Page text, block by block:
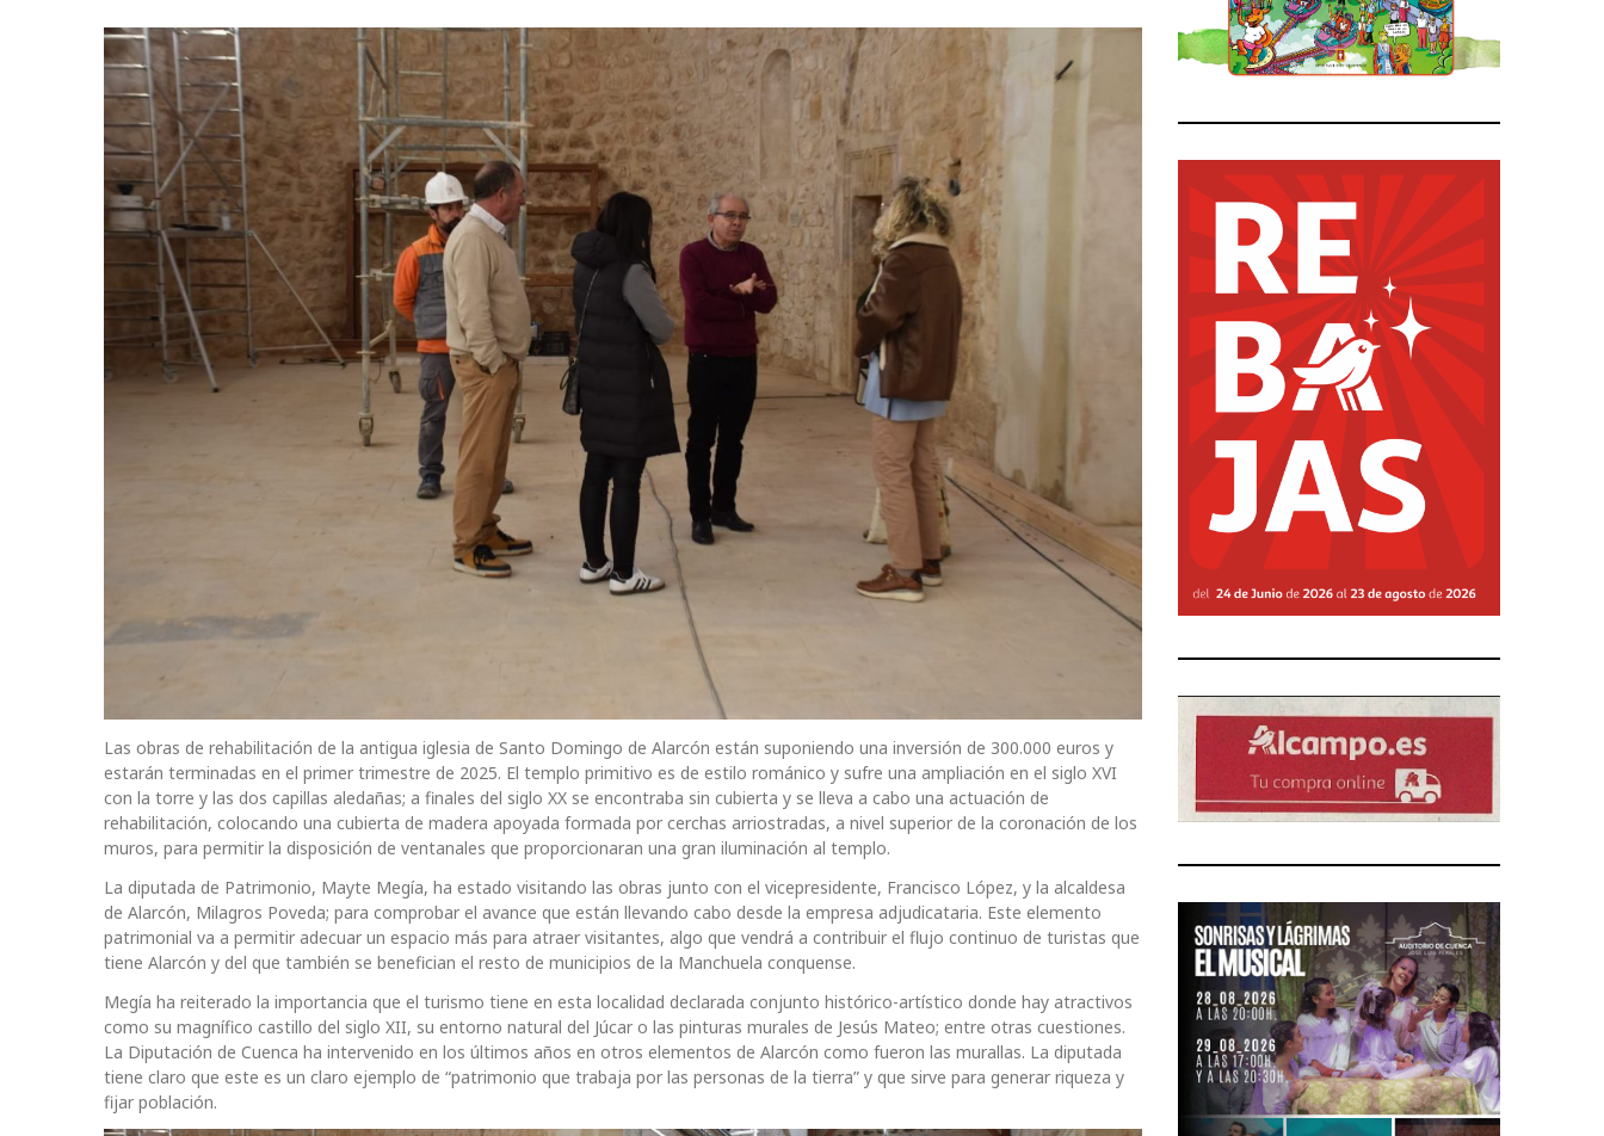
Las obras de rehabilitación de la antigua iglesia de Santo Domingo de Alarcón están suponiendo una inversión de 300.000 euros y
estarán terminadas en el primer trimestre de 2025. El templo primitivo es de estilo románico y sufre una ampliación en el siglo XVI
con la torre y las dos capillas aledañas; a finales del siglo XX se encontraba sin cubierta y se lleva a cabo una actuación de
rehabilitación, colocando una cubierta de madera apoyada formada por cerchas arriostradas, a nivel superior de la coronación de los
muros, para permitir la disposición de ventanales que proporcionaran una gran iluminación al templo.
La diputada de Patrimonio, Mayte Megía, ha estado visitando las obras junto con el vicepresidente, Francisco López, y la alcaldesa
de Alarcón, Milagros Poveda; para comprobar el avance que están llevando cabo desde la empresa adjudicataria. Este elemento
patrimonial va a permitir adecuar un espacio más para atraer visitantes, algo que vendrá a contribuir el flujo continuo de turistas que
tiene Alarcón y del que también se benefician el resto de municipios de la Manchuela conquense.
Megía ha reiterado la importancia que el turismo tiene en esta localidad declarada conjunto histórico-artístico donde hay atractivos
como su magnífico castillo del siglo XII, su entorno natural del Júcar o las pinturas murales de Jesús Mateo; entre otras cuestiones.
La Diputación de Cuenca ha intervenido en los últimos años en otros elementos de Alarcón como fueron las murallas. La diputada
tiene claro que este es un claro ejemplo de “patrimonio que trabaja por las personas de la tierra” y que sirve para generar riqueza y
fijar población.